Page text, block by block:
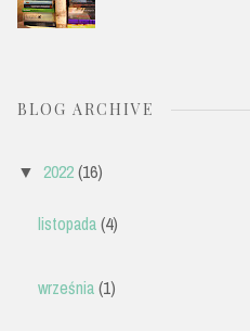
BLOG ARCHIVE
▼ 2022(16)
listopada(4)
września(1)